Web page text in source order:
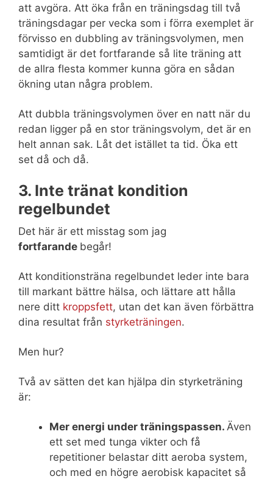
att avgöra. Att öka från en träningsdag till två
träningsdagar per vecka som i förra exemplet är
förvisso en dubbling av träningsvolymen, men
samtidigt är det fortfarande så lite träning att
de allra flesta kommer kunna göra en sådan
ökning utan några problem.
Att dubbla träningsvolymen över en natt när du
redan ligger på en stor träningsvolym, det är en
helt annan sak. Låt det istället ta tid. Öka ett
set då och då.
3. Inte tränat kondition
regelbundet
Det här är ett misstag som jag
fortfarande begår!
Att konditionsträna regelbundet leder inte bara
till markant bättre hälsa, och lättare att hålla
nere ditt kroppsfett, utan det kan även förbättra
dina resultat från styrketräningen.
Men hur?
Två av sätten det kan hjälpa din styrketräning
är:
Mer energi under träningspassen. Även
ett set med tunga vikter och få
repetitioner belastar ditt aeroba system,
och med en högre aerobisk kapacitet så